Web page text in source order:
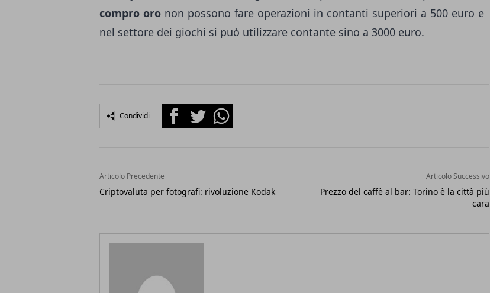
compro oro non possono fare operazioni in contanti superiori a 500 euro e
nel settore dei giochi si può utilizzare contante sino a 3000 euro.
Condividi FacebookTwitterWhatsapp
Articolo Precedente
Criptovaluta per fotografi: rivoluzione Kodak
Articolo Successivo
Prezzo del caffè al bar: Torino è la città più
cara